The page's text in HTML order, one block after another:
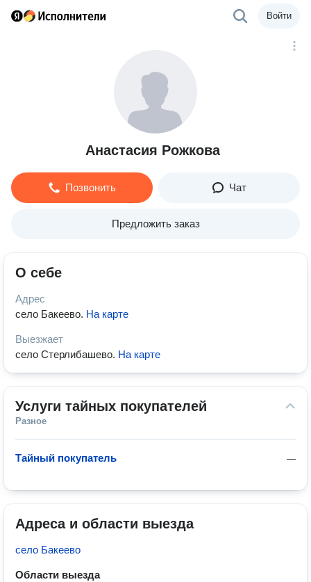
Войти
Анастасия Рожкова
Позвонить Чат
Предложить заказ
О себе
Адрес
село Бакеево. На карте
Выезжает
село Стерлибашево. На карте
Услуги тайных покупателей
Разное
—
Тайный покупатель
Адреса и области выезда
село Бакеево
Области выезда